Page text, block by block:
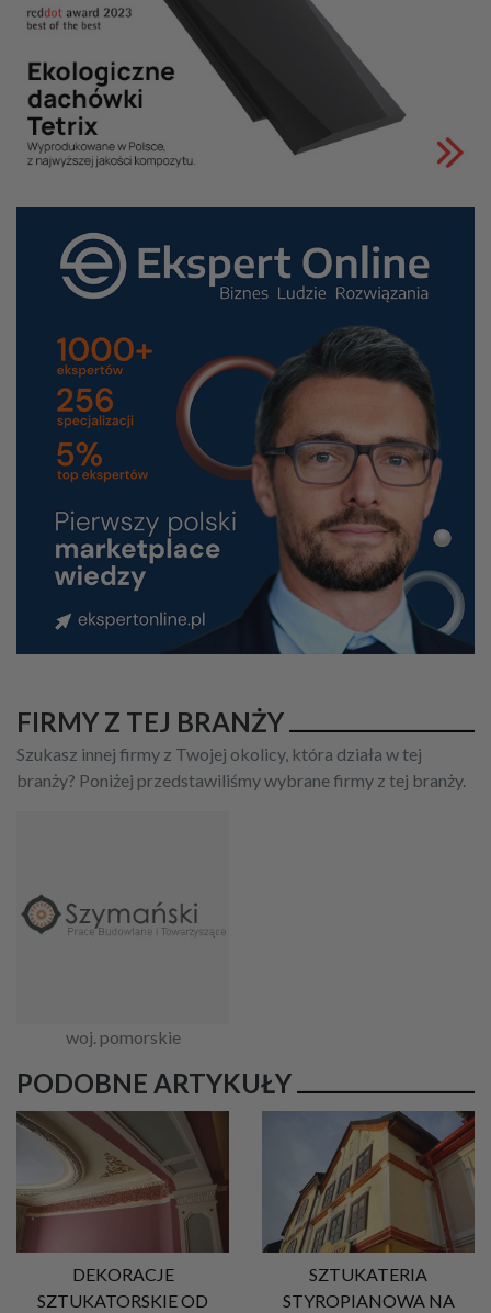
FIRMY Z TEJ BRANŻY
Szukasz innej firmy z Twojej okolicy, która działa w tej
branży? Poniżej przedstawiliśmy wybrane firmy z tej branży.
woj. pomorskie
PODOBNE ARTYKUŁY
DEKORACJE
SZTUKATORSKIE OD
SZTUKATERIA
STYROPIANOWA NA